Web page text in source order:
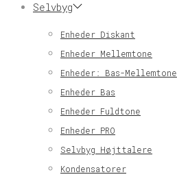
Selvbyg
Enheder Diskant
Enheder Mellemtone
Enheder: Bas-Mellemtone
Enheder Bas
Enheder Fuldtone
Enheder PRO
Selvbyg Højttalere
Kondensatorer